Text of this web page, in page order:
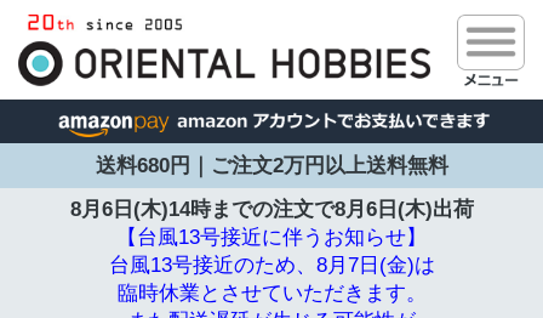
送料680円｜ご注文2万円以上送料無料
8月6日(木)14時までの注文で8月6日(木)出荷
【台風13号接近に伴うお知らせ】
台風13号接近のため、8月7日(金)は
臨時休業とさせていただきます。